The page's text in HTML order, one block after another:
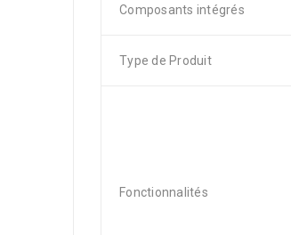
Composants intégrés
Type de Produit
Fonctionnalités